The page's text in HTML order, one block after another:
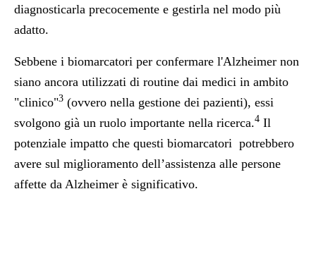
diagnosticarla precocemente e gestirla nel modo più
adatto.
Sebbene i biomarcatori per confermare l'Alzheimer non
siano ancora utilizzati di routine dai medici in ambito
"clinico"3 (ovvero nella gestione dei pazienti), essi
svolgono già un ruolo importante nella ricerca.4 Il
potenziale impatto che questi biomarcatori potrebbero
avere sul miglioramento dell’assistenza alle persone
affette da Alzheimer è significativo.